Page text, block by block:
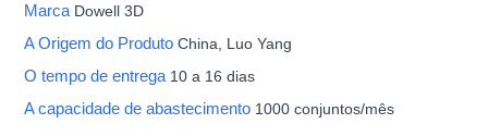
Marca Dowell 3D
A Origem do ProdutoChina, Luo Yang
O tempo de entrega 10 a 16 dias
A capacidade de abastecimento 1000 conjuntos/mês